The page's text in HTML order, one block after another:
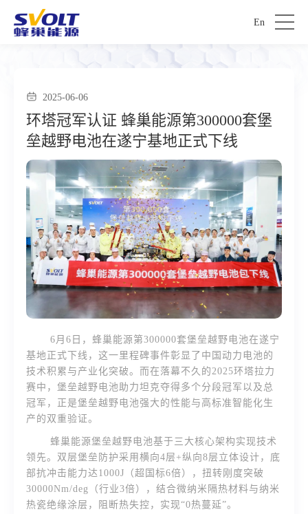
En
2025-06-06
环塔冠军认证 蜂巢能源第300000套堡
垒越野电池在遂宁基地正式下线
6月6日，蜂巢能源第300000套堡垒越野电池在遂宁
基地正式下线，这一里程碑事件彰显了中国动力电池的
技术积累与产业化突破。而在落幕不久的2025环塔拉力
赛中，堡垒越野电池助力坦克夺得多个分段冠军以及总
冠军，正是堡垒越野电池强大的性能与高标准智能化生
产的双重验证。
蜂巢能源堡垒越野电池基于三大核心架构实现技术
领先。双层堡垒防护采用横向4层+纵向8层立体设计，底
部抗冲击能力达1000J（超国标6倍），扭转刚度突破
30000Nm/deg（行业3倍），结合微纳米隔热材料与纳米
热瓷绝缘涂层，阻断热失控，实现“0热蔓延”。